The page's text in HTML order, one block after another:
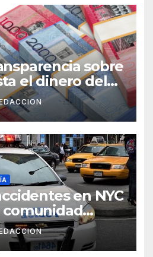
sobre
el dinero del
de Salud
en NYC
comunidad